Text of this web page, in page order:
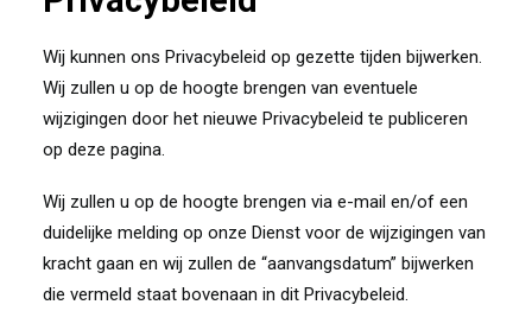
Wij kunnen ons Privacybeleid op gezette tijden bijwerken.
Wij zullen u op de hoogte brengen van eventuele
wijzigingen door het nieuwe Privacybeleid te publiceren
op deze pagina.
Wij zullen u op de hoogte brengen via e-mail en/of een
duidelijke melding op onze Dienst voor de wijzigingen van
kracht gaan en wij zullen de “aanvangsdatum” bijwerken
die vermeld staat bovenaan in dit Privacybeleid.